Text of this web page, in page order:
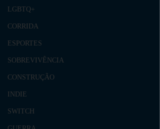
LGBTQ+
CORRIDA
ESPORTES
SOBREVIVÊNCIA
CONSTRUÇÃO
INDIE
SWITCH